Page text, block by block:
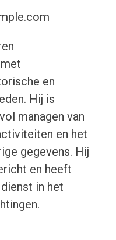
en
Hij is
managen van
en het
gegevens. Hij
en heeft
in het